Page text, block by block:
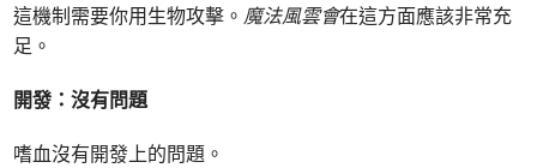
這機制需要你用生物攻擊。 魔法風雲會在這方面應該非常充
足。
開發：沒有問題
嗜血沒有開發上的問題。